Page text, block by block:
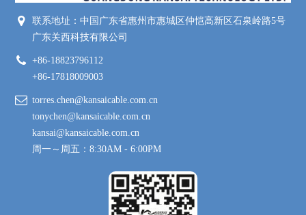
联系地址：中国广东省惠州市惠城区仲恺高新区石泉岭路5号
广东关西科技有限公司
+86-18823796112
+86-17818009003
torres.chen@kansaicable.com.cn
tonychen@kansaicable.com.cn
kansai@kansaicable.com.cn
周一～周五：8:30AM - 6:00PM